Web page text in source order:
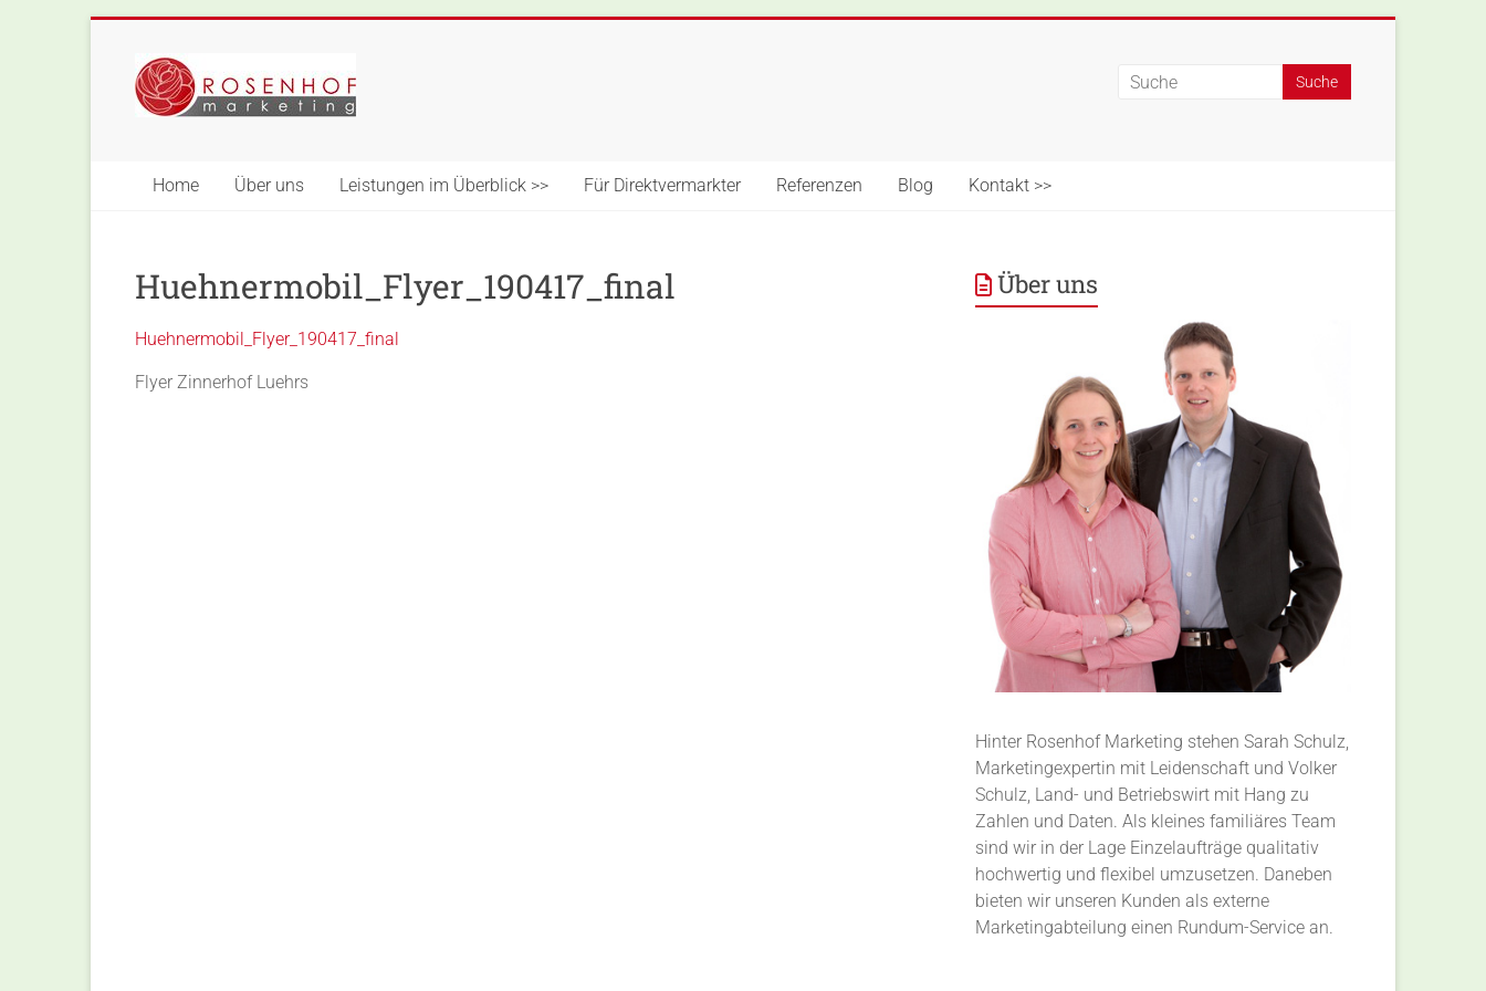
contentRosenhof-
Marketing
Home Über uns Leistungen im Überblick >> Für Direktvermarkter Referenzen Blog Kontakt >>
Huehnermobil_Flyer_190417_final
Huehnermobil_Flyer_190417_final
Flyer Zinnerhof Luehrs
Über uns
Hinter Rosenhof Marketing stehen Sarah Schulz,
Marketingexpertin mit Leidenschaft und Volker
Schulz, Land- und Betriebswirt mit Hang zu
Zahlen und Daten. Als kleines familiäres Team
sind wir in der Lage Einzelaufträge qualitativ
hochwertig und flexibel umzusetzen. Daneben
bieten wir unseren Kunden als externe
Marketingabteilung einen Rundum-Service an.